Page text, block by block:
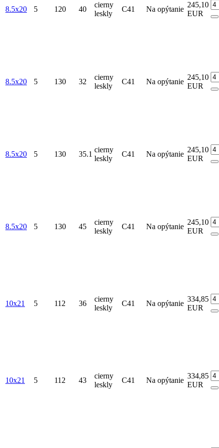
8.5x20 5 120 40
cierny
leskly
C41 Na opýtanie
245,10
EUR
8.5x20 5 130 32
cierny
leskly
C41 Na opýtanie
245,10
EUR
8.5x20 5 130 35.1
cierny
leskly
C41 Na opýtanie
245,10
EUR
8.5x20 5 130 45
cierny
leskly
C41 Na opýtanie
245,10
EUR
10x21 5 112 36
cierny
leskly
C41 Na opýtanie
334,85
EUR
10x21 5 112 43
cierny
leskly
C41 Na opýtanie
334,85
EUR